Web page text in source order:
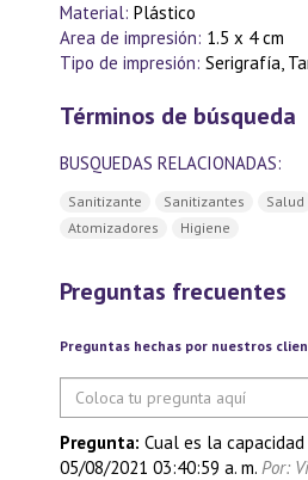
Material: Plástico
Area de impresión: 1.5 x 4 cm
Tipo de impresión: Serigrafía,
Términos de búsqueda
BUSQUEDAS RELACIONADAS:
Sanitizante Sanitizantes Salud
Atomizadores
Higiene
Preguntas frecuentes
Preguntas hechas por nuestros
Pregunta: Cual es la
05/08/2021 03:40:59 a. m. Por: